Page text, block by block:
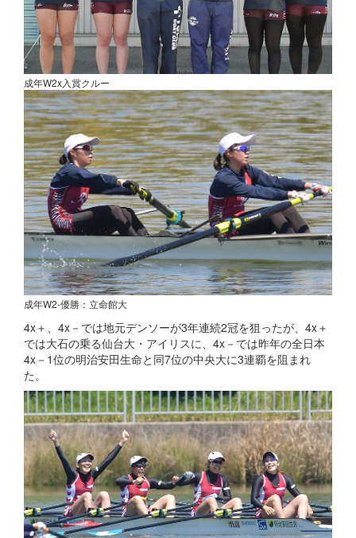
成年W2x入賞クルー
成年W2-優勝：立命館大
4x＋、4x－では地元デンソーが3年連続2冠を狙ったが、4x＋
では大石の乗る仙台大・アイリスに、4x－では昨年の全日本
4x－1位の明治安田生命と同7位の中央大に3連覇を阻まれ
た。